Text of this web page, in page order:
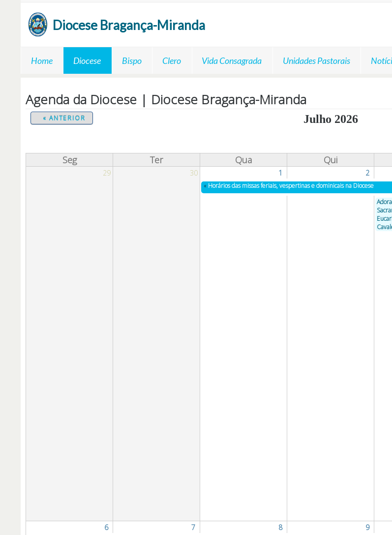
Diocese Bragança-Miranda
Home Diocese Bispo Clero Vida Consagrada Unidades Pastorais
Agenda da Diocese | Diocese Bragança-Miranda
Julho 2026
« ANTERIOR
Seg Ter Qua Qui
29 30 1 2
« Horários das missas feriais, vespertinas e dominicais na Diocese
6 7 8 9